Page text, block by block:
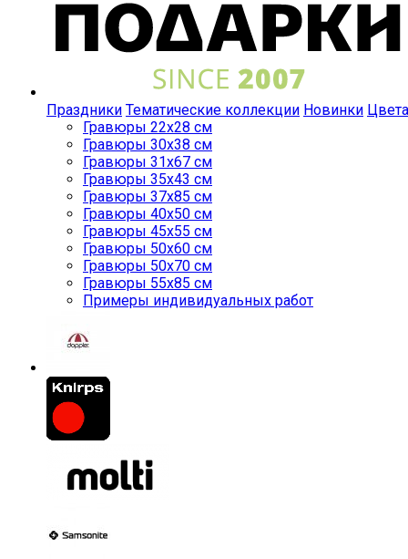
Праздники Тематические коллекции Новинки Цвета
Гравюры 22x28 см
Гравюры 30x38 см
Гравюры 31x67 см
Гравюры 35x43 см
Гравюры 37x85 см
Гравюры 40x50 см
Гравюры 45x55 см
Гравюры 50x60 см
Гравюры 50x70 см
Гравюры 55x85 см
Примеры индивидуальных работ